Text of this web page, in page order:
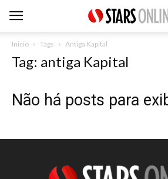
Inicio Tags Antiga Kapital
Tag: antiga Kapital
Não há posts para